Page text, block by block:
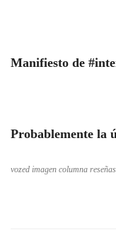
Manifiesto de
Probablemente la
vozed imagen columna reseñas